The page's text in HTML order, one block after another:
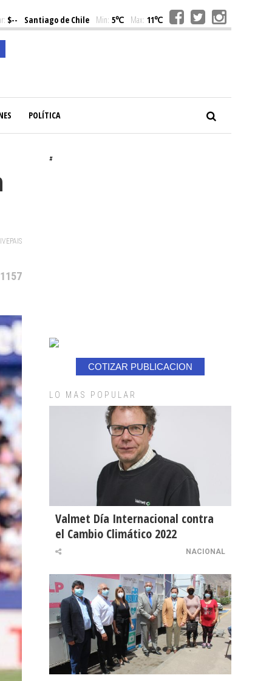
$-- Santiago de Chile Min: 5℃ Max: 11℃
POLÍTICA
#
COTIZAR PUBLICACION
LO MAS POPULAR
Valmet Día Internacional contra
el Cambio Climático 2022
NACIONAL